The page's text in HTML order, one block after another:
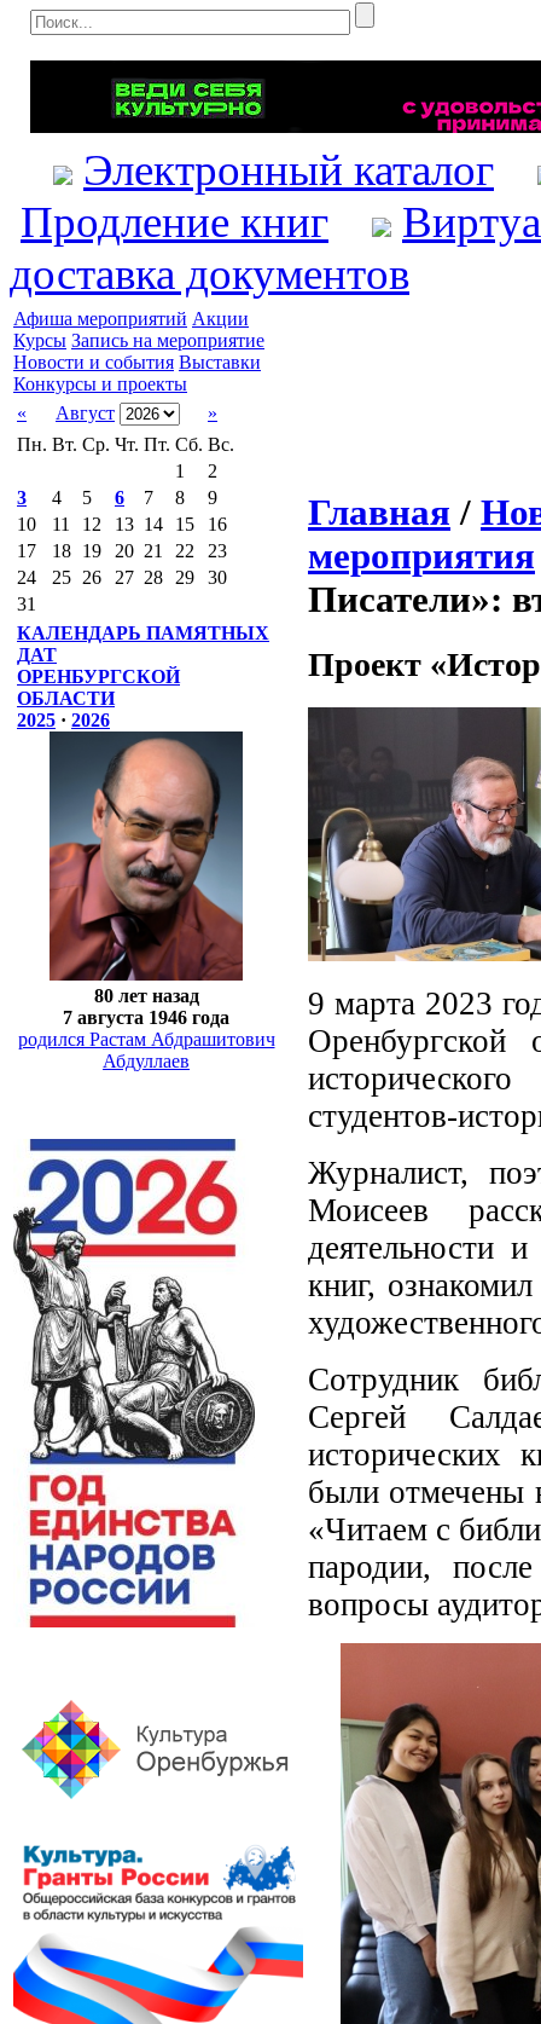
Электронный каталог
Продление книг
доставка документов
Афиша мероприятий Акции
Курсы Запись на мероприятие
Новости и события Выставки
Конкурсы и проекты
«
Август
»
Пн. Вт. Ср. Чт. Пт. Сб. Вс.
1
2
3
4 5 6 7 8
9
10
11 12 13 14 15
16
17
18 19 20 21 22
23
24
25 26 27 28 29
30
31
КАЛЕНДАРЬ ПАМЯТНЫХ
ДАТ
ОРЕНБУРГСКОЙ
ОБЛАСТИ
2025 · 2026
80 лет назад
7 августа 1946 года
родился Растам Абдрашитович
Абдуллаев
Главная /
мероприятия
Писатели»:
Проект
9 марта 2023
студентов-
Журналист,
Моисеев
деятельности
книг,
Сотрудник
Сергей
исторических
были отмечены
«Читаем с
пародии,
вопросы